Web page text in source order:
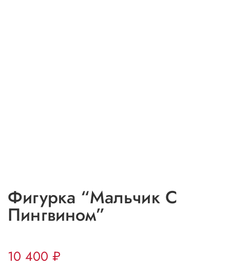
Фигурка “Мальчик С
Пингвином”
10 400 ₽